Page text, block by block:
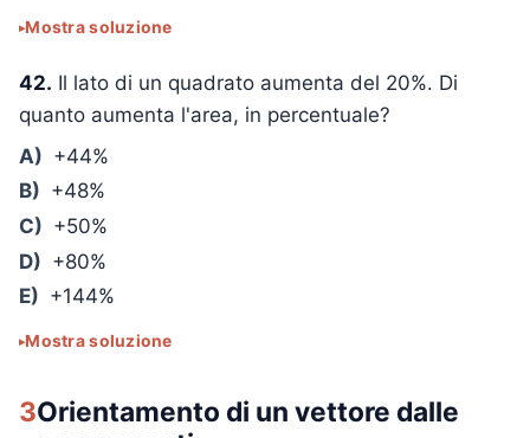
Mostra soluzione
42. Il lato di un quadrato aumenta del 20%. Di
quanto aumenta l'area, in percentuale?
A) +44%
B) +48%
C) +50%
D) +80%
E) +144%
Mostra soluzione
3Orientamento di un vettore dalle